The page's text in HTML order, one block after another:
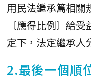
用民法繼承篇相關
〔應得比例〕給
定下，法定繼承人
2.最後一個順